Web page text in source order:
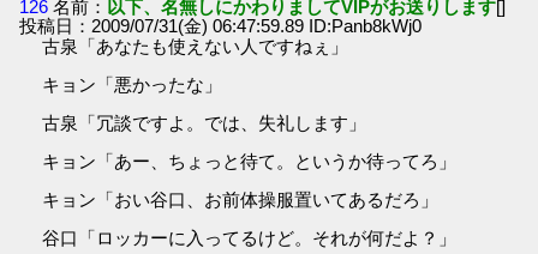
126 名前： 以下、名無しにかわりましてVIPがお送りします[]
投稿日：2009/07/31(金) 06:47:59.89 ID:Panb8kWj0
古泉「あなたも使えない人ですねぇ」
キョン「悪かったな」
古泉「冗談ですよ。では、失礼します」
キョン「あー、ちょっと待て。というか待ってろ」
キョン「おい谷口、お前体操服置いてあるだろ」
谷口「ロッカーに入ってるけど。それが何だよ？」